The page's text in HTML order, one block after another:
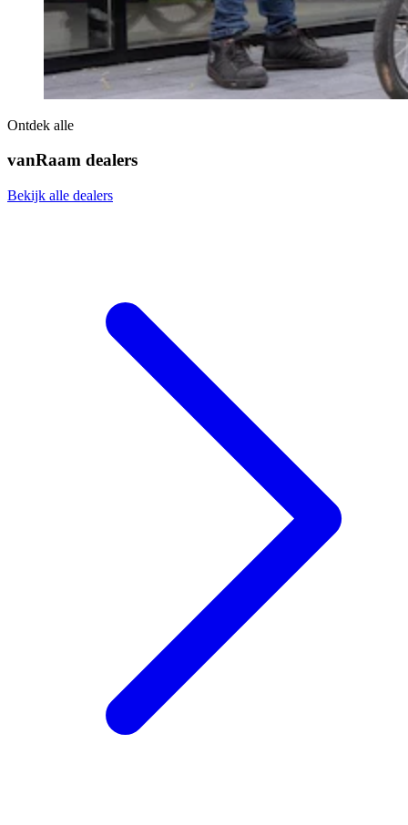
Ontdek alle
vanRaam dealers
Bekijk alle dealers